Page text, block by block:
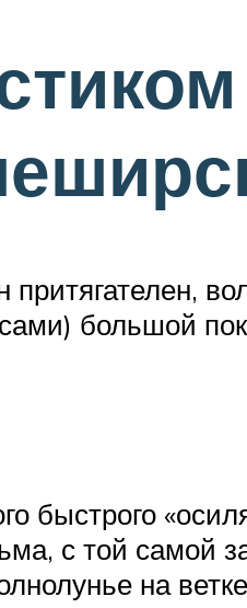
большой
быстрого
с той
на